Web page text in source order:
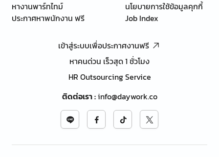
หางานพาร์ทไทม์
ประกาศหาพนักงาน ฟรี
นโยบายการใช้ข้อมูลคุกกี้
Job Index
เข้าสู่ระบบเพื่อประกาศงานฟรี
หาคนด่วน เร็วสุด 1 ชั่วโมง
HR Outsourcing Service
ติดต่อเรา:info@daywork.co